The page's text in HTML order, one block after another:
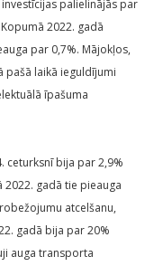
palielinājās par
2022. gadā
par 0,7%. Mājokļos,
pašā laikā ieguldījumi
īpašuma
ceturksnī bija par 2,9%
2022. gadā tie pieauga
atcelšanu,
gadā bija par 20%
auga transporta